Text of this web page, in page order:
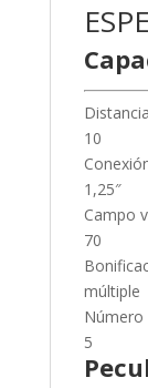
10
1,25″
Campo
70
múltiple
Número
5